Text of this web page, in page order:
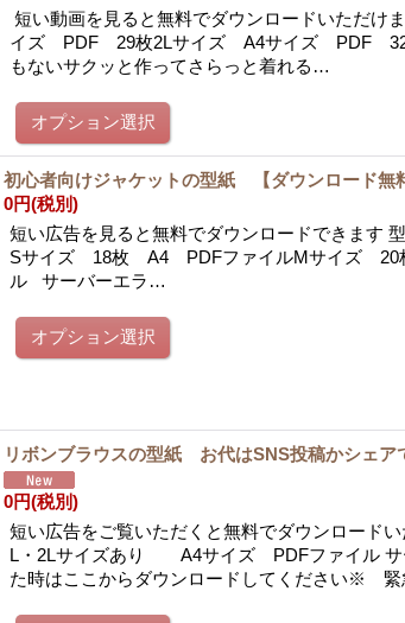
短い動画を見ると無料でダウンロードいただ
イズ PDF 29枚2Lサイズ A4サイズ PDF 32
もないサクッと作ってさらっと着れる…
初心者向けジャケットの型紙 【ダウンロード無
0円(税別)
短い広告を見ると無料でダウンロードできます
Sサイズ 18枚 A4 PDFファイルMサイズ
ル サーバーエラ…
リボンブラウスの型紙 お代はSNS投稿かシェア
0円(税別)
短い広告をご覧いただくと無料でダウンロード
L・2Lサイズあり A4サイズ PDFファイル サ
た時はここからダウンロードしてください※